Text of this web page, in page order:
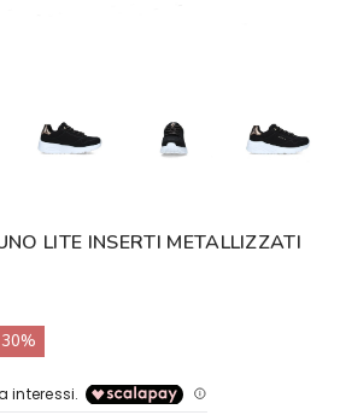
LITE INSERTI METALLIZZATI
30%